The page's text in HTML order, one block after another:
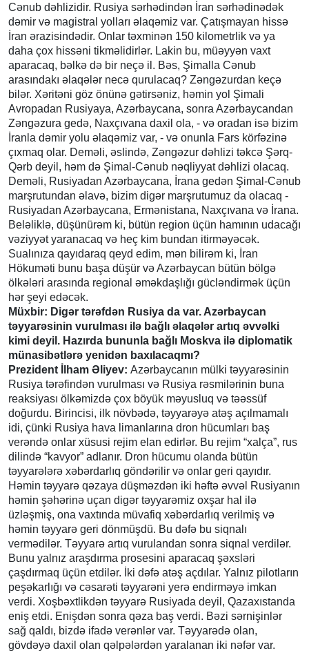
Cənub dəhlizidir. Rusiya sərhədindən İran sərhədinədək
dəmir və magistral yolları əlaqəmiz var. Çatışmayan hissə
İran ərazisindədir. Onlar təxminən 150 kilometrlik və ya
daha çox hissəni tikməlidirlər. Lakin bu, müəyyən vaxt
aparacaq, bəlkə də bir neçə il. Bəs, Şimalla Cənub
arasındakı əlaqələr necə qurulacaq? Zəngəzurdan keçə
bilər. Xəritəni göz önünə gətirsəniz, həmin yol Şimali
Avropadan Rusiyaya, Azərbaycana, sonra Azərbaycandan
Zəngəzura gedə, Naxçıvana daxil ola, - və oradan isə bizim
İranla dəmir yolu əlaqəmiz var, - və onunla Fars körfəzinə
çıxmaq olar. Deməli, əslində, Zəngəzur dəhlizi təkcə Şərq-
Qərb deyil, həm də Şimal-Cənub nəqliyyat dəhlizi olacaq.
Deməli, Rusiyadan Azərbaycana, İrana gedən Şimal-Cənub
marşrutundan əlavə, bizim digər marşrutumuz da olacaq -
Rusiyadan Azərbaycana, Ermənistana, Naxçıvana və İrana.
Beləliklə, düşünürəm ki, bütün region üçün hamının udacağı
vəziyyət yaranacaq və heç kim bundan itirməyəcək.
Sualınıza qayıdaraq qeyd edim, mən bilirəm ki, İran
Hökuməti bunu başa düşür və Azərbaycan bütün bölgə
ölkələri arasında regional əməkdaşlığı gücləndirmək üçün
hər şeyi edəcək.
Müxbir: Digər tərəfdən Rusiya da var. Azərbaycan
təyyarəsinin vurulması ilə bağlı əlaqələr artıq əvvəlki
kimi deyil. Hazırda bununla bağlı Moskva ilə diplomatik
münasibətlərə yenidən baxılacaqmı?
Prezident İlham Əliyev: Azərbaycanın mülki təyyarəsinin
Rusiya tərəfindən vurulması və Rusiya rəsmilərinin buna
reaksiyası ölkəmizdə çox böyük məyusluq və təəssüf
doğurdu. Birincisi, ilk növbədə, təyyarəyə atəş açılmamalı
idi, çünki Rusiya hava limanlarına dron hücumları baş
verəndə onlar xüsusi rejim elan edirlər. Bu rejim “xalça”, rus
dilində “kavyor” adlanır. Dron hücumu olanda bütün
təyyarələrə xəbərdarlıq göndərilir və onlar geri qayıdır.
Həmin təyyarə qəzaya düşməzdən iki həftə əvvəl Rusiyanın
həmin şəhərinə uçan digər təyyarəmiz oxşar hal ilə
üzləşmiş, ona vaxtında müvafiq xəbərdarlıq verilmiş və
həmin təyyarə geri dönmüşdü. Bu dəfə bu siqnalı
vermədilər. Təyyarə artıq vurulandan sonra siqnal verdilər.
Bunu yalnız araşdırma prosesini aparacaq şəxsləri
çaşdırmaq üçün etdilər. İki dəfə atəş açdılar. Yalnız pilotların
peşəkarlığı və cəsarəti təyyarəni yerə endirməyə imkan
verdi. Xoşbəxtlikdən təyyarə Rusiyada deyil, Qazaxıstanda
eniş etdi. Enişdən sonra qəza baş verdi. Bəzi sərnişinlər
sağ qaldı, bizdə ifadə verənlər var. Təyyarədə olan,
gövdəyə daxil olan qəlpələrdən yaralanan iki nəfər var.